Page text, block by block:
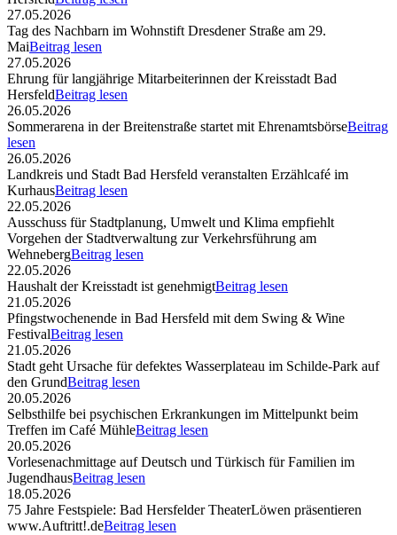
27.05.2026
Tag des Nachbarn im Wohnstift Dresdener Straße am 29.
MaiBeitrag lesen
27.05.2026
Ehrung für langjährige Mitarbeiterinnen der Kreisstadt Bad
HersfeldBeitrag lesen
26.05.2026
Sommerarena in der Breitenstraße startet mit EhrenamtsbörseBeitrag
lesen
26.05.2026
Landkreis und Stadt Bad Hersfeld veranstalten Erzählcafé im
KurhausBeitrag lesen
22.05.2026
Ausschuss für Stadtplanung, Umwelt und Klima empfiehlt
Vorgehen der Stadtverwaltung zur Verkehrsführung am
WehnebergBeitrag lesen
22.05.2026
Haushalt der Kreisstadt ist genehmigtBeitrag lesen
21.05.2026
Pfingstwochenende in Bad Hersfeld mit dem Swing & Wine
FestivalBeitrag lesen
21.05.2026
Stadt geht Ursache für defektes Wasserplateau im Schilde-Park auf
den GrundBeitrag lesen
20.05.2026
Selbsthilfe bei psychischen Erkrankungen im Mittelpunkt beim
Treffen im Café MühleBeitrag lesen
20.05.2026
Vorlesenachmittage auf Deutsch und Türkisch für Familien im
JugendhausBeitrag lesen
18.05.2026
75 Jahre Festspiele: Bad Hersfelder TheaterLöwen präsentieren
www.Auftritt!.deBeitrag lesen